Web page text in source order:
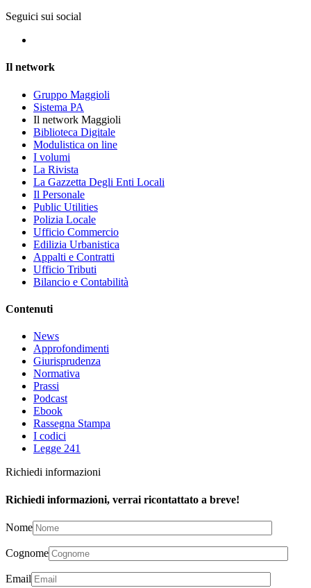
Seguici sui social
Il network
Gruppo Maggioli
Sistema PA
Il network Maggioli
Biblioteca Digitale
Modulistica on line
I volumi
La Rivista
La Gazzetta Degli Enti Locali
Il Personale
Public Utilities
Polizia Locale
Ufficio Commercio
Edilizia Urbanistica
Appalti e Contratti
Ufficio Tributi
Bilancio e Contabilità
Contenuti
News
Approfondimenti
Giurisprudenza
Normativa
Prassi
Podcast
Ebook
Rassegna Stampa
I codici
Legge 241
Richiedi informazioni
Richiedi informazioni, verrai ricontattato a breve!
Nome
Cognome
Email